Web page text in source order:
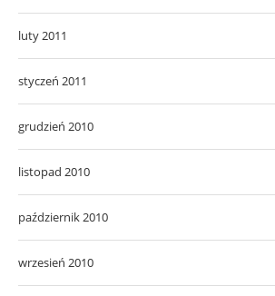
luty 2011
styczeń 2011
grudzień 2010
listopad 2010
październik 2010
wrzesień 2010